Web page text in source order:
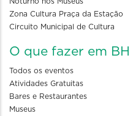
Zona Cultura Praça da Estação
Circuito Municipal de Cultura
O que fazer em BH
Todos os eventos
Atividades Gratuitas
Bares e Restaurantes
Museus